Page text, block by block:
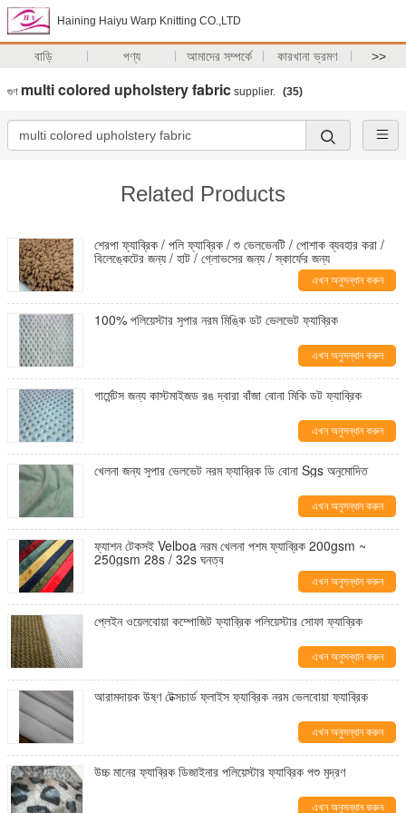
Haining Haiyu Warp Knitting CO.,LTD
বাড়ি পণ্য আমাদের সম্পর্কে কারখানা ভ্রমণ >>
গুণ multi colored upholstery fabric supplier. (35)
Related Products
শেরপা ফ্যাব্রিক / পলি ফ্যাব্রিক / শু ভেলভেনটি / পোশাক ব্যবহার করা /
বিলেঙ্কেটের জন্য / হাট / গ্লোভসের জন্য / স্কার্ফের জন্য
এখন অনুসন্ধান করুন
100% পলিয়েস্টার সুপার নরম মিঙ্কি ডট ভেলভেট ফ্যাব্রিক
এখন অনুসন্ধান করুন
গার্মেন্টস জন্য কাস্টমাইজড রঙ দ্বারা বাঁজা বোনা মিকি ডট ফ্যাব্রিক
এখন অনুসন্ধান করুন
খেলনা জন্য সুপার ভেলভেট নরম ফ্যাব্রিক ডি বোনা Sgs অনুমোদিত
এখন অনুসন্ধান করুন
ফ্যাশন টেকসই Velboa নরম খেলনা পশম ফ্যাব্রিক 200gsm ~
250gsm 28s / 32s ঘনত্ব
এখন অনুসন্ধান করুন
প্লেইন ওয়েলবোয়া কম্পোজিট ফ্যাব্রিক পলিয়েস্টার সোফা ফ্যাব্রিক
এখন অনুসন্ধান করুন
আরামদায়ক উষ্ণ টেক্সচার্ড ফ্লাইস ফ্যাব্রিক নরম ভেলবোয়া ফ্যাব্রিক
এখন অনুসন্ধান করুন
উচ্চ মানের ফ্যাব্রিক ডিজাইনার পলিয়েস্টার ফ্যাব্রিক পশু মুদ্রণ
এখন অনুসন্ধান করুন